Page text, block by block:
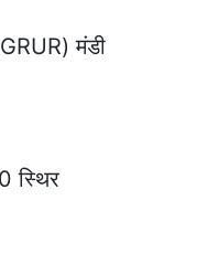
मंडी
स्थिर